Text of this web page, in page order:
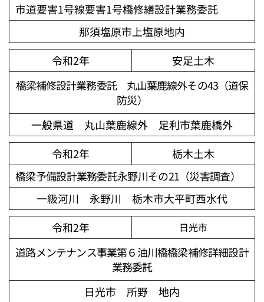
市道要害1号線要害1号橋修繕設計業務委託
那須塩原市上塩原地内
令和2年
安足土木
橋梁補修設計業務委託 丸山葉鹿線外その43（道保
防災）
一般県道 丸山葉鹿線外 足利市葉鹿橋外
令和2年
栃木土木
橋梁予備設計業務委託永野川その21（災害調査）
一級河川 永野川 栃木市大平町西水代
令和2年
日光市
道路メンテナンス事業第６油川橋橋梁補修詳細設計
業務委託
日光市 所野 地内